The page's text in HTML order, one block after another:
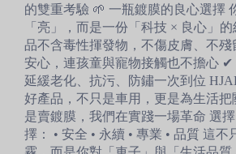
的雙重考驗 🌱 一瓶鍍膜的良心選擇
「亮」，而是一份「科技 × 良心」
品不含毒性揮發物，不傷皮膚、不
安心，連孩童與寵物接觸也不擔心 ✔
延緩老化、抗污、防鏽一次到位
好產品，不只是車用，更是為生活把
是賣鍍膜，我們在實踐一場革命 選
擇： • 安全 • 永續 • 專業 • 品質 這